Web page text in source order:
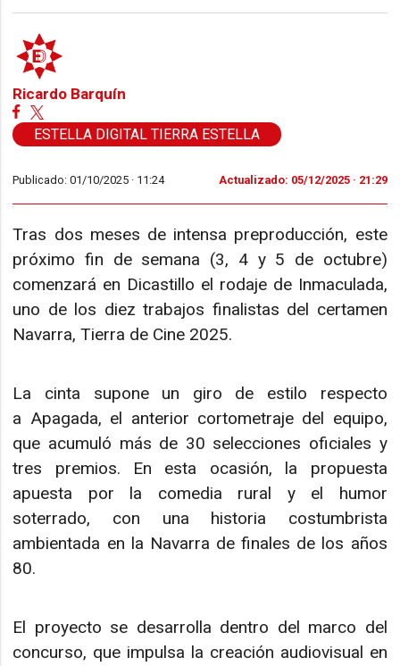
Ricardo Barquín
ESTELLA DIGITAL TIERRA ESTELLA
Publicado: 01/10/2025 · 11:24 Actualizado: 05/12/2025 · 21:29
Tras dos meses de intensa preproducción, este
próximo fin de semana (3, 4 y 5 de octubre)
comenzará en Dicastillo el rodaje de Inmaculada,
uno de los diez trabajos finalistas del certamen
Navarra, Tierra de Cine 2025.
La cinta supone un giro de estilo respecto
a Apagada, el anterior cortometraje del equipo,
que acumuló más de 30 selecciones oficiales y
tres premios. En esta ocasión, la propuesta
apuesta por la comedia rural y el humor
soterrado, con una historia costumbrista
ambientada en la Navarra de finales de los años
80.
El proyecto se desarrolla dentro del marco del
concurso, que impulsa la creación audiovisual en